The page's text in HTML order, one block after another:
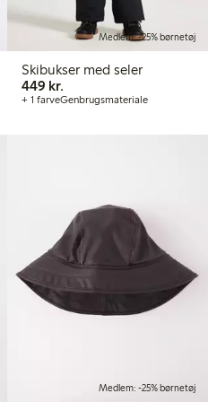
Medlem: -25% børnetøj
Skibukser med seler
449 kr.
+ 1 farveGenbrugsmateriale
Medlem: -25% børnetøj